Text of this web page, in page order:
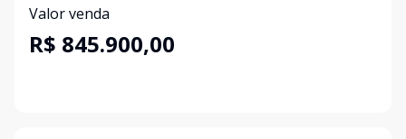
Valor venda
R$ 845.900,00